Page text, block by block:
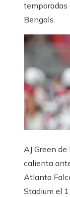
Bengals.
AJ Green
calienta
Atlanta
Stadium el